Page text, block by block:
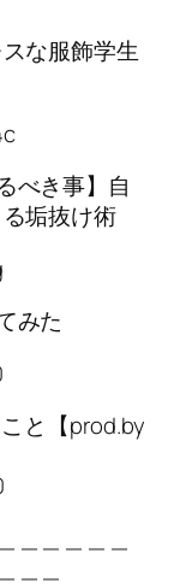
スな服飾学生
べき事】自
垢抜け術
みた
と【prod.by